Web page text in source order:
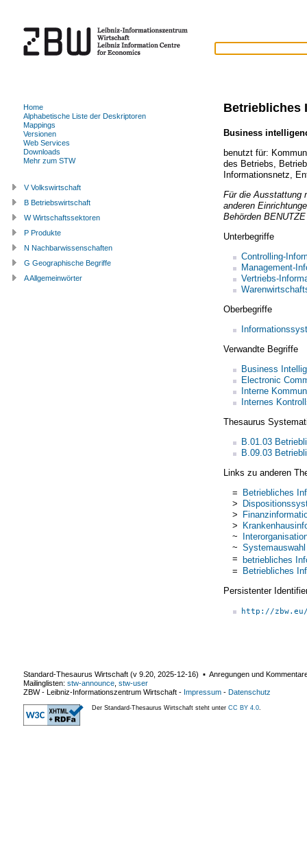
Betriebliches
Business
benutzt für:
des Betriebs
Informationsnetz
Für die Ausstattung
anderen
Behörden
Unterbegriffe
Controlling-
Management-
Vertriebs-
Oberbegriffe
Verwandte Begriffe
Business
Electronic
Interne
Internes
Thesaurus
B.01.03
B.09.03
Links zu anderen
= Betriebliches
>
>
>
~
~ Systemauswahl
= betriebliches
= Betriebliches
Persistenter
http://
Home
Alphabetische Liste der Deskriptoren
Mappings
Versionen
Web Services
Downloads
Mehr zum STW
V Volkswirtschaft
B Betriebswirtschaft
W Wirtschaftssektoren
P Produkte
N Nachbarwissenschaften
G Geographische Begriffe
A Allgemeinwörter
Standard-Thesaurus Wirtschaft (v 9.20 2025-12-16) ▪ Anregungen und
Mailinglisten: stw-announce stw-user
ZBW - Leibniz-Informationszentrum Wirtschaft - Impressum - Datenschutz
Der Standard-Thesaurus Wirtschaft steht unter CC BY 4.0